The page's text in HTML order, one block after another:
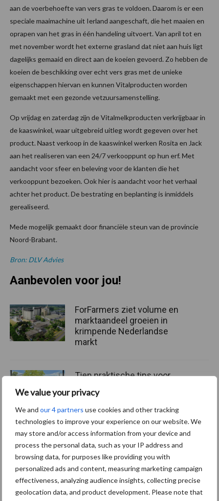
We value your privacy
We and our 4 partners use cookies and other tracking
technologies to improve your experience on our website. We
may store and/or access information from your device and
process the personal data, such as your IP address and
browsing data, for purposes like providing you with
personalized ads and content, measuring marketing campaign
effectiveness, analyzing audience insights, collecting precise
geolocation data, and product development. Please note that
aan de voerbehoefte van vers gras te voldoen. Daarom is er een
speciale maaimachine uit Ierland aangeschaft, die het maaien en
oprapen van het gras in één handeling uitvoert. Van april tot en
met november wordt het externe grasland dat niet aan huis ligt
dagelijks gemaaid en direct aan de koeien gevoerd. Zo hebben de
koeien de beschikking over echt vers gras met de unieke
eigenschappen hiervan en kunnen Vitalproducten worden
gemaakt met een gezonde vetzuursamenstelling.
Op vrijdag en zaterdag zijn de Vitalmelkproducten verkrijgbaar in
de kaaswinkel, waar uitgebreid uitleg wordt gegeven over het
product. Naast verkoop in de kaaswinkel werken Rosita en Jack
aan het realiseren van een 24/7 verkooppunt op hun erf. Met
aandacht voor sfeer en beleving voor de klanten die het
verkooppunt bezoeken. Ook hier is aandacht voor het verhaal
achter het product. De bestrating en beplanting is inmiddels
gerealiseerd.
Mede mogelijk gemaakt door financiële steun van de provincie
Noord-Brabant.
Bron: DLV Advies
Aanbevolen voor jou!
ForFarmers ziet volume en
marktaandeel groeien in
krimpende Nederlandse
markt
Tien praktische tips voor
“Vraag naar praktische
hygieneoplossingen is in
Polen groter dan ooit”